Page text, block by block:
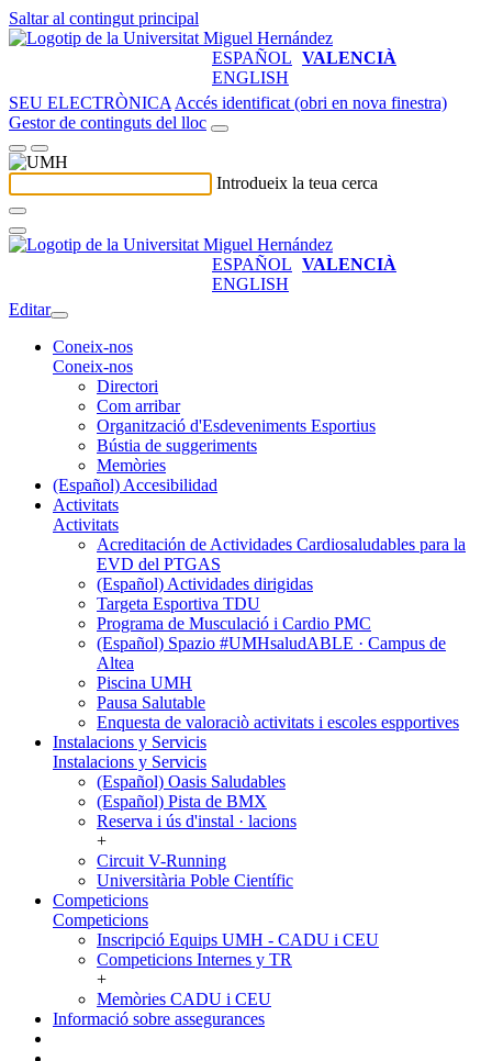
Saltar al contingut principal
ESPAÑOL VALENCIÀ
ENGLISH
SEU ELECTRÒNICA Accés identificat (obri en nova finestra)
Gestor de continguts del lloc
Introdueix la teua cerca
ESPAÑOL VALENCIÀ
ENGLISH
Editar
Coneix-nos
Coneix-nos
Directori
Com arribar
Organització d'Esdeveniments Esportius
Bústia de suggeriments
Memòries
(Español) Accesibilidad
Activitats
Activitats
Acreditación de Actividades Cardiosaludables para la
EVD del PTGAS
(Español) Actividades dirigidas
Targeta Esportiva TDU
Programa de Musculació i Cardio PMC
(Español) Spazio #UMHsaludABLE · Campus de
Altea
Piscina UMH
Pausa Salutable
Enquesta de valoraciò activitats i escoles espportives
Instalacions y Servicis
Instalacions y Servicis
(Español) Oasis Saludables
(Español) Pista de BMX
Reserva i ús d'instal · lacions
+
Circuit V-Running
Universitària Poble Científic
Competicions
Competicions
Inscripció Equips UMH - CADU i CEU
Competicions Internes y TR
+
Memòries CADU i CEU
Informació sobre assegurances